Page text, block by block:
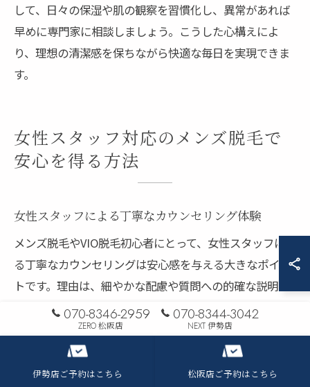
して、日々の保湿や肌の観察を習慣化し、異常があれば
早めに専門家に相談しましょう。こうした心構えによ
り、理想の清潔感を保ちながら快適な毎日を実現できま
す。
女性スタッフ対応のメンズ脱毛で
安心を得る方法
女性スタッフによる丁寧なカウンセリング体験
メンズ脱毛やVIO脱毛初心者にとって、女性スタッフによ
る丁寧なカウンセリングは安心感を与える大きなポイン
トです。理由は、細やかな配慮や質問への的確な説明が
受けられるため、不安や疑問を解消しやすいからです。
例えば、施術前に肌質や毛質、希望範囲を詳しくヒアリ
ングし、個々に合わせた脱毛プランを提案してくれま
す。こうした丁寧な対応は、施術への信頼感を高め、初
070-8346-2959
ZERO 松阪店
070-8344-3042
NEXT 伊勢店
伊勢店ご予約はこちら 松阪店ご予約はこちら